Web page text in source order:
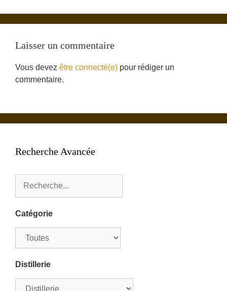
Laisser un commentaire
Vous devez être connecté(e) pour rédiger un
commentaire.
Recherche Avancée
Catégorie
Distillerie